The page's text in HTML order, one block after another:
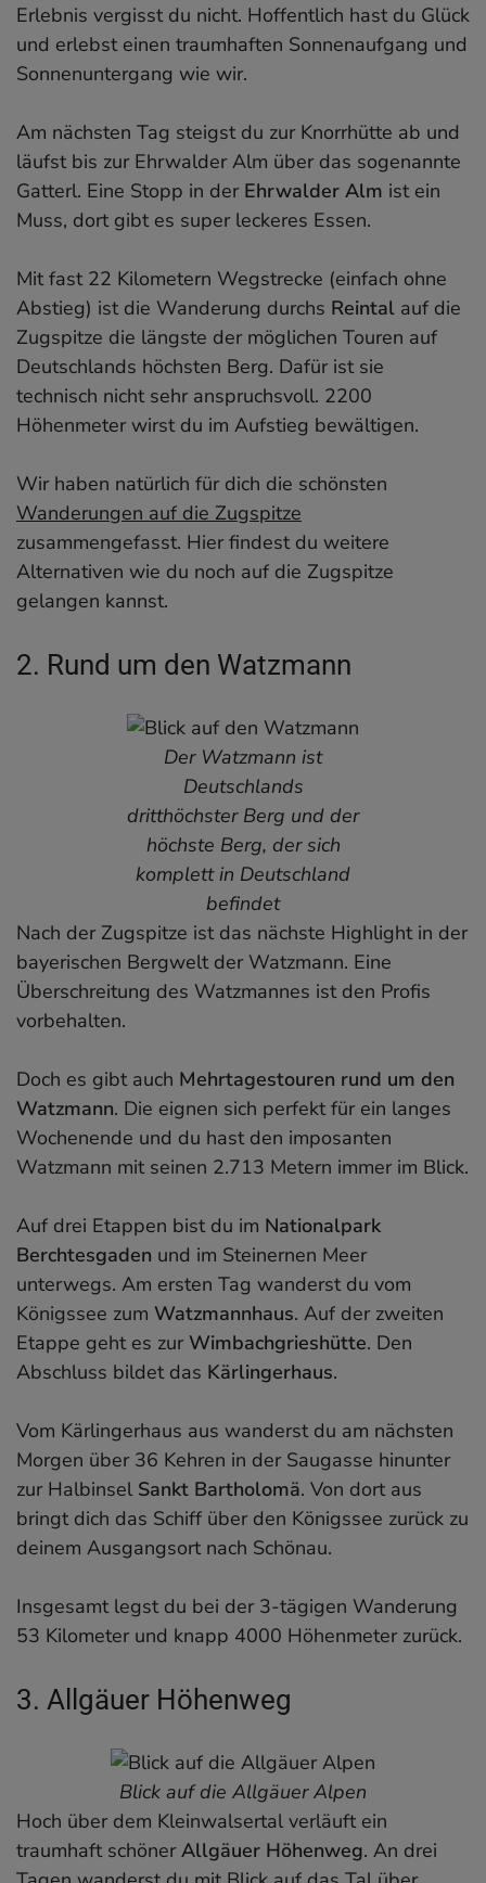
Erlebnis vergisst du nicht. Hoffentlich hast du Glück
und erlebst einen traumhaften Sonnenaufgang und
Sonnenuntergang wie wir.
Am nächsten Tag steigst du zur Knorrhütte ab und
läufst bis zur Ehrwalder Alm über das sogenannte
Gatterl. Eine Stopp in der Ehrwalder Alm ist ein
Muss, dort gibt es super leckeres Essen.
Mit fast 22 Kilometern Wegstrecke (einfach ohne
Abstieg) ist die Wanderung durchs Reintal auf die
Zugspitze die längste der möglichen Touren auf
Deutschlands höchsten Berg. Dafür ist sie
technisch nicht sehr anspruchsvoll. 2200
Höhenmeter wirst du im Aufstieg bewältigen.
Wir haben natürlich für dich die schönsten
Wanderungen auf die Zugspitze
zusammengefasst. Hier findest du weitere
Alternativen wie du noch auf die Zugspitze
gelangen kannst.
2. Rund um den Watzmann
Der Watzmann ist
Deutschlands
dritthöchster Berg und der
höchste Berg, der sich
komplett in Deutschland
befindet
Nach der Zugspitze ist das nächste Highlight in der
bayerischen Bergwelt der Watzmann. Eine
Überschreitung des Watzmannes ist den Profis
vorbehalten.
Doch es gibt auch Mehrtagestouren rund um den
Watzmann. Die eignen sich perfekt für ein langes
Wochenende und du hast den imposanten
Watzmann mit seinen 2.713 Metern immer im Blick.
Auf drei Etappen bist du im Nationalpark
Berchtesgaden und im Steinernen Meer
unterwegs. Am ersten Tag wanderst du vom
Königssee zum Watzmannhaus. Auf der zweiten
Etappe geht es zurWimbachgrieshütte. Den
Abschluss bildet das Kärlingerhaus.
Vom Kärlingerhaus aus wanderst du am nächsten
Morgen über 36 Kehren in der Saugasse hinunter
zur Halbinsel Sankt Bartholomä. Von dort aus
bringt dich das Schiff über den Königssee zurück zu
deinem Ausgangsort nach Schönau.
Insgesamt legst du bei der 3-tägigen Wanderung
53 Kilometer und knapp 4000 Höhenmeter zurück.
3. Allgäuer Höhenweg
Blick auf die Allgäuer Alpen
Hoch über dem Kleinwalsertal verläuft ein
traumhaft schönerAllgäuer Höhenweg. An drei